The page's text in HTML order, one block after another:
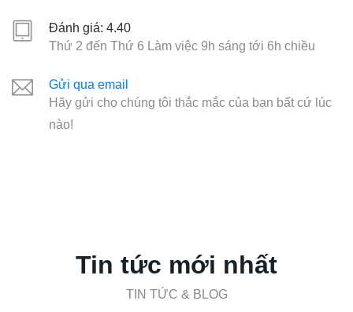
Đánh giá: 4.40
Thứ 2 đến Thứ 6 Làm việc 9h sáng tới 6h chiều
Gửi qua email
Hãy gửi cho chúng tôi thắc mắc của bạn bất cứ lúc
nào!
Tin tức mới nhất
TIN TỨC & BLOG